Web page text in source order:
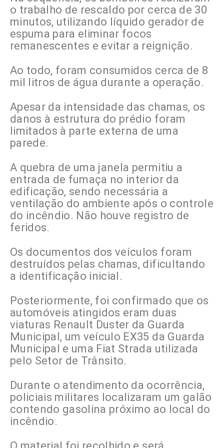
o trabalho de rescaldo por cerca de 30
minutos, utilizando líquido gerador de
espuma para eliminar focos
remanescentes e evitar a reignição.
Ao todo, foram consumidos cerca de 8
mil litros de água durante a operação.
Apesar da intensidade das chamas, os
danos à estrutura do prédio foram
limitados à parte externa de uma
parede.
A quebra de uma janela permitiu a
entrada de fumaça no interior da
edificação, sendo necessária a
ventilação do ambiente após o controle
do incêndio. Não houve registro de
feridos.
Os documentos dos veículos foram
destruídos pelas chamas, dificultando
a identificação inicial.
Posteriormente, foi confirmado que os
automóveis atingidos eram duas
viaturas Renault Duster da Guarda
Municipal, um veículo EX35 da Guarda
Municipal e uma Fiat Strada utilizada
pelo Setor de Trânsito.
Durante o atendimento da ocorrência,
policiais militares localizaram um galão
contendo gasolina próximo ao local do
incêndio.